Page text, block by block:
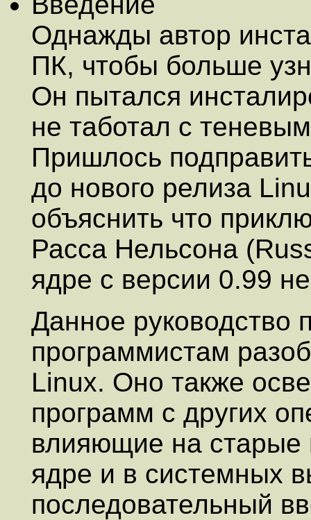
Однажды автор
ПК, чтобы больше
Он пытался
не таботал с
Пришлось
до нового релиза
объяснить что
Расса Нельсона
ядре с версии 0.99
Данное руководство
программистам
Linux. Оно также
программ с других
влияющие на старые
ядре и в системных
последовательный